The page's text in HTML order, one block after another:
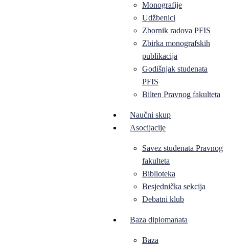
Monografije
Udžbenici
Zbornik radova PFIS
Zbirka monografskih
publikacija
Godišnjak studenata
PFIS
Bilten Pravnog fakulteta
Naučni skup
Asocijacije
Savez studenata Pravnog
fakulteta
Biblioteka
Besjednička sekcija
Debatni klub
Baza diplomanata
Baza